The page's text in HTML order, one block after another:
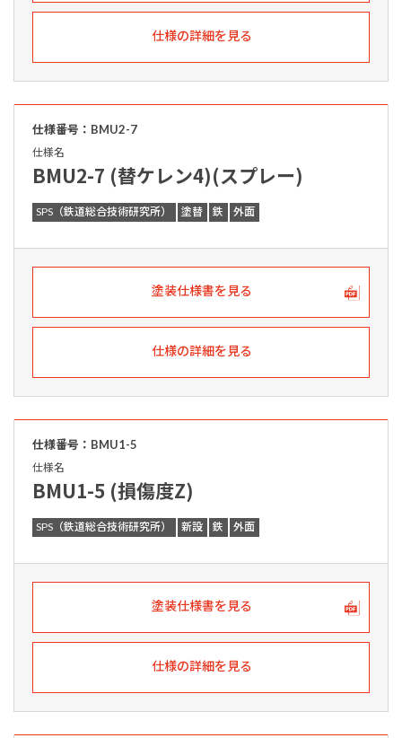
仕様の詳細を見る
仕様番号：BMU2-7
仕様名
BMU2-7 (替ケレン4)(スプレー)
SPS（鉄道総合技術研究所） 塗替 鉄 外面
塗装仕様書を見る
仕様の詳細を見る
仕様番号：BMU1-5
仕様名
BMU1-5 (損傷度Z)
SPS（鉄道総合技術研究所） 新設 鉄 外面
塗装仕様書を見る
仕様の詳細を見る